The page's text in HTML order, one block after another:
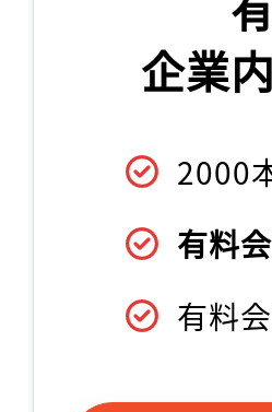
企業
2000
有料
有料